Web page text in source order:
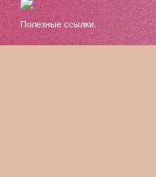
Полезные ссылки.